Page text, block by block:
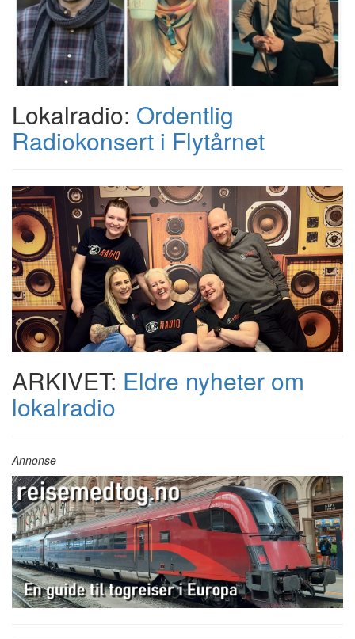
Lokalradio: Ordentlig
Radiokonsert i Flytårnet
ARKIVET: Eldre nyheter om
lokalradio
Annonse